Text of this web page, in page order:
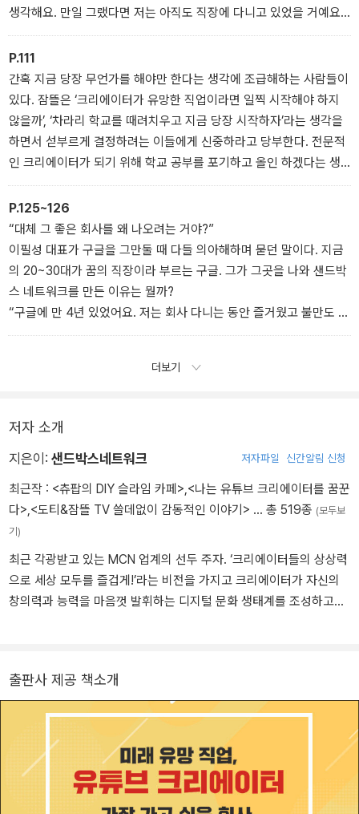
생각해요. 만일 그랬다면 저는 아직도 직장에 다니고 있었을 거예요.
그리고 이런 행복과 여유는 느끼지 못했겠죠.”
이혜강은 크리에이터의 제일 좋은 점 중 하나가 모든 것을 스스로 조
절할 수 있는 점이라고 말한다. 직장에 다니거나 강의를 하는 일도 물
론 재미있었다. 하지만 결혼을 하고 아이가 생기면서, 직장에 다니며
아이를 돌보기가 굉장히 힘들 거라는 고민이 생겼다.
현실적인 고민 끝에 크리에이터 활동을 시작했는데, 정말로 잘한 결
정이었다. 일이 적성에 맞고 즐거우니 좋은 콘텐츠를 만들 수밖에 없
에서 오는 스트레스도 훨씬 적은 편이다.
P.111
간혹 지금 당장 무언가를 해야만 한다는 생각에 조급해하는 사람들이
있다. 잠뜰은 ‘크리에이터가 유망한 직업이라면 일찍 시작해야 하지
않을까’, ‘차라리 학교를 때려치우고 지금 당장 시작하자’라는 생각을
하면서 섣부르게 결정하려는 이들에게 신중하라고 당부한다. 전문적
인 크리에이터가 되기 위해 학교 공부를 포기하고 올인 하겠다는 생
각은 성급한 판단이라는 것.
P.125~126
“대체 그 좋은 회사를 왜 나오려는 거야?”
이필성 대표가 구글을 그만둘 때 다들 의아해하며 묻던 말이다. 지금
의 20~30대가 꿈의 직장이라 부르는 구글. 그가 그곳을 나와 샌드박
스 네트워크를 만든 이유는 뭘까?
“구글에 만 4년 있었어요. 저는 회사 다니는 동안 즐거웠고 불만도 없
었어요. 구글이 싫거나 만족스럽지 않은 부분이 있어서 회사를 나온
글을 그만둔 건 그 일이 싫어서가 아니라, 더 끌리는 일을 발견했기 때
사랑을 받고 있는 반면, 그들이 하는 일을 진지하게 바라보거나 직업
으로 인정해주는 문화는 많이 부족했죠.”
더보기
저자 소개
지은이: 샌드박스네트워크 저자파일 신간알림 신청
최근작 : <츄팝의 DIY 슬라임 카페>,<나는 유튜브 크리에이터를 꿈꾼
다>,<도티&잠뜰 TV 쓸데없이 감동적인 이야기> … 총 519종 (모두보
기)
최근 각광받고 있는 MCN 업계의 선두 주자. ‘크리에이터들의 상상력
으로 세상 모두를 즐겁게!’라는 비전을 가지고 크리에이터가 자신의
창의력과 능력을 마음껏 발휘하는 디지털 문화 생태계를 조성하고자
출판사 제공 책소개